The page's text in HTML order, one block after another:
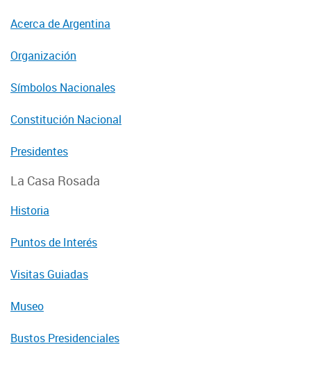
Acerca de Argentina
Organización
Símbolos Nacionales
Constitución Nacional
Presidentes
La Casa Rosada
Historia
Puntos de Interés
Visitas Guiadas
Museo
Bustos Presidenciales